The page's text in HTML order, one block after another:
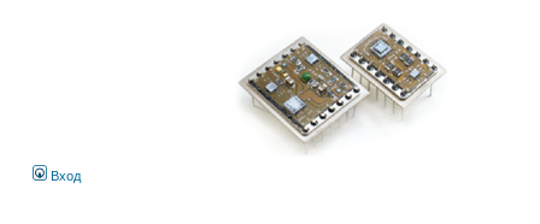
Вход